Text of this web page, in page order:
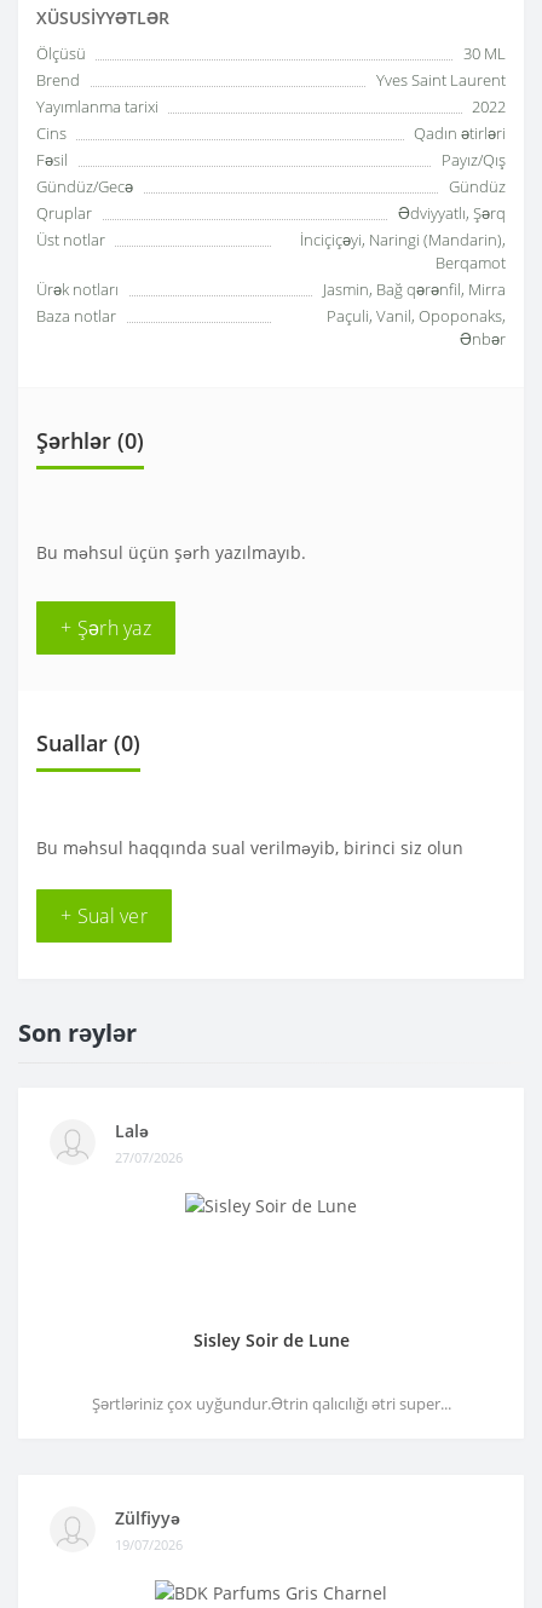
XÜSUSIYYƏTLƏR
Ölçüsü
30 ML
Brend
Yves Saint Laurent
Yayımlanma tarixi
2022
Cins
Qadın ətirləri
Fəsil
Payız/Qış
Gündüz/Gecə
Gündüz
Qruplar
Ədviyyatlı, Şərq
Üst notlar
İnciçiçəyi, Naringi (Mandarin),
Berqamot
Ürək notları
Jasmin, Bağ qərənfil, Mirra
Baza notlar
Paçuli, Vanil, Opoponaks,
Ənbər
Şərhlər (0)
Bu məhsul üçün şərh yazılmayıb.
+ Şərh yaz
Suallar (0)
Bu məhsul haqqında sual verilməyib, birinci siz olun
+ Sual ver
Son rəylər
Lalə
27/07/2026
Sisley Soir de Lune
Şərtləriniz çox uyğundur.Ətrin qalıcılığı ətri super...
Zülfiyyə
19/07/2026